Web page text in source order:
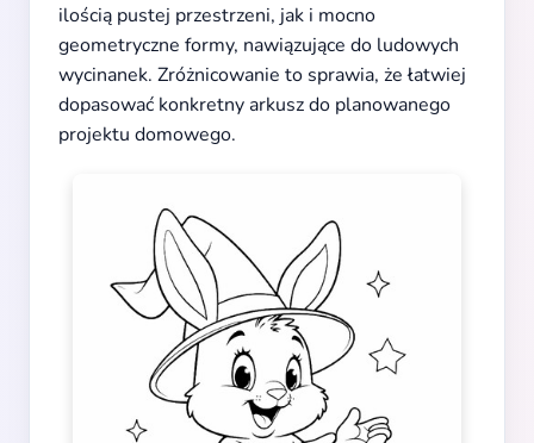
ilością pustej przestrzeni, jak i mocno
geometryczne formy, nawiązujące do ludowych
wycinanek. Zróżnicowanie to sprawia, że łatwiej
dopasować konkretny arkusz do planowanego
projektu domowego.